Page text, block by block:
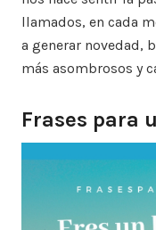
llamados, en cada
a generar novedad,
más asombrosos y
Frases para